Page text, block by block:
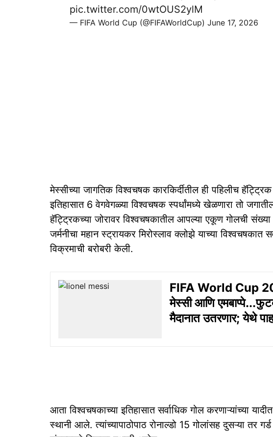
pic.twitter.com/0wtOUS2ylM
— FIFA World Cup (@FIFAWorldCup) June 17, 2026
मेस्सीच्या जागतिक विश्वचषक कारकिर्दीतील ही पहिलीच
इतिहासात 6 वेगवेगळ्या विश्वचषक स्पर्धांमध्ये खेळणारा तो
हॅट्ट्रिकच्या जोरावर विश्वचषकातील आपल्या एकूण गोलची संख्या
जर्मनीचा महान स्ट्रायकर मिरोस्लाव क्लोझे याच्या विश्वचषकात
विक्रमाची बरोबरी केली.
FIFA World Cup
मेस्सी आणि
मैदानात उतरणार; येथे
आता विश्वचषकाच्या इतिहासात सर्वाधिक गोल करणाऱ्यांच्या
स्थानी आले. त्यांच्यापाठोपाठ रोनाल्डो 15 गोलांसह दुसऱ्या तर